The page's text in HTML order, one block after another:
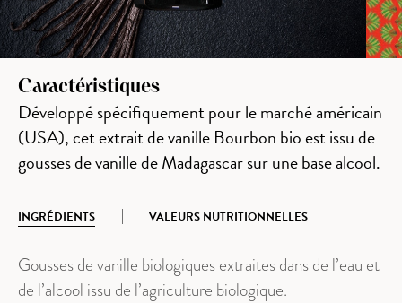
Caractéristiques
Développé spécifiquement pour le marché américain
(USA), cet extrait de vanille Bourbon bio est issu de
gousses de vanille de Madagascar sur une base alcool.
INGRÉDIENTS VALEURS NUTRITIONNELLES
Gousses de vanille biologiques extraites dans de l’eau et
de l’alcool issu de l’agriculture biologique.